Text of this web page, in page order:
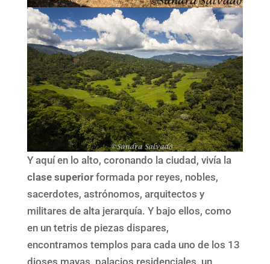
Y aquí en lo alto, coronando la ciudad, vivía la
clase superiorformada por reyes, nobles,
sacerdotes, astrónomos, arquitectos y
militares de alta jerarquía. Y bajo ellos, como
en un tetris de piezas dispares,
encontramos templos para cada uno de los 13
dioses mayas, palacios residenciales, un